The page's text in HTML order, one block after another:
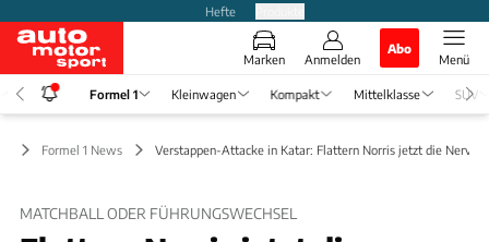
Hefte
Marken Anmelden
Abo
Menü
Formel 1 Kleinwagen Kompakt Mittelklasse SUV
Formel 1 News Verstappen-Attacke in Katar: Flattern Norris jetzt die Nerven?
MATCHBALL ODER FÜHRUNGSWECHSEL